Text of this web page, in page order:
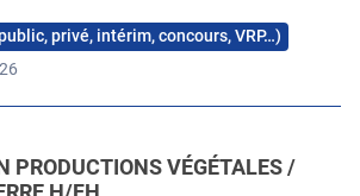
privé, intérim, concours, VRP…)
PRODUCTIONS VÉGÉTALES /